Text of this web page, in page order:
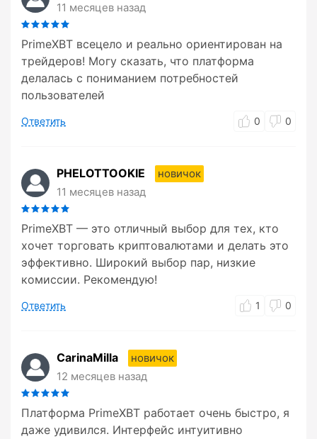
11 месяцев назад
PrimeXBT всецело и реально ориентирован на
трейдеров! Могу сказать, что платформа
делалась с пониманием потребностей
пользователей
Ответить 0 0
PHELOTTOOKIE
новичок
11 месяцев назад
PrimeXBT — это отличный выбор для тех, кто
хочет торговать криптовалютами и делать это
эффективно. Широкий выбор пар, низкие
комиссии. Рекомендую!
Ответить 1 0
CarinaMilla
новичок
12 месяцев назад
Платформа PrimeXBT работает очень быстро, я
даже удивился. Интерфейс интуитивно